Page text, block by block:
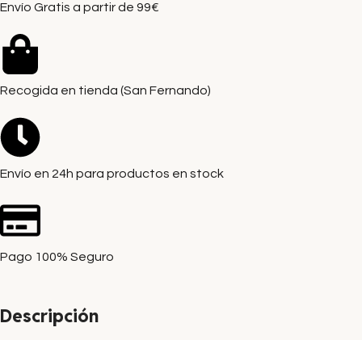
Envío Gratis a partir de 99€
Recogida en tienda (San Fernando)
Envío en 24h para productos en stock
Pago 100% Seguro
Descripción